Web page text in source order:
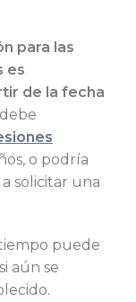
para las
es
de la fecha
o podría
solicitar una
puede
aún se